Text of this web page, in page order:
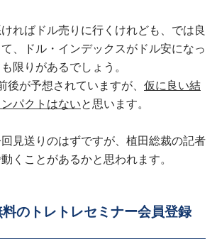
ればドル売りに行くけれども、では良
、ドル・インデックスがドル安になっ
限りがあるでしょう。
後が予想されていますが、 仮に良い結
パクトはないと思います。
見送りのはずですが、植田総裁の記者
くことがあるかと思われます。
のトレトレセミナー会員登録